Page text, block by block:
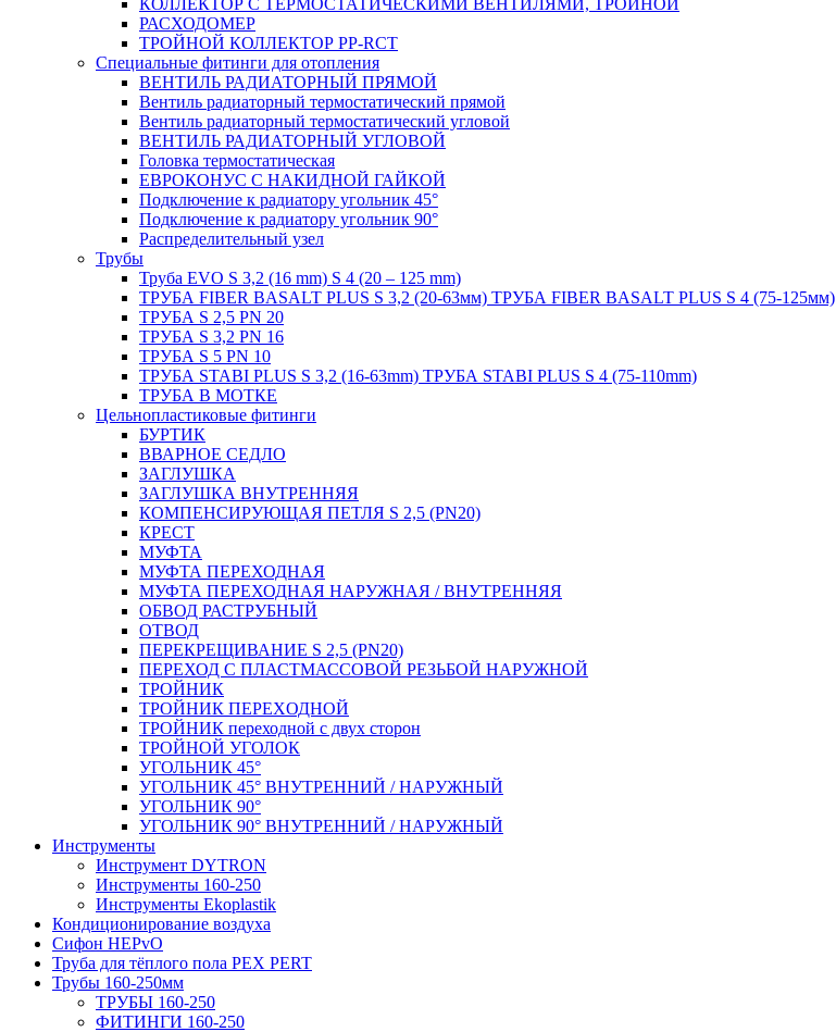
КОЛЛЕКТОР С ТЕРМОСТАТИЧЕСКИМИ ВЕНТИЛЯМИ, ТРОЙНОЙ
РАСХОДОМЕР
ТРОЙНОЙ КОЛЛЕКТОР PP-RCT
Специальные фитинги для отопления
ВЕНТИЛЬ РАДИАТОРНЫЙ ПРЯМОЙ
Вентиль радиаторный термостатический прямой
Вентиль радиаторный термостатический угловой
ВЕНТИЛЬ РАДИАТОРНЫЙ УГЛОВОЙ
Головка термостатическая
ЕВРОКОНУС С НАКИДНОЙ ГАЙКОЙ
Подключение к радиатору угольник 45°
Подключение к радиатору угольник 90°
Распределительный узел
Трубы
Труба EVO S 3,2 (16 mm) S 4 (20 – 125 mm)
ТРУБА FIBER BASALT PLUS S 3,2 (20-63мм) ТРУБА FIBER BASALT PLUS S 4 (75-125мм)
ТРУБА S 2,5 PN 20
ТРУБА S 3,2 PN 16
ТРУБА S 5 PN 10
ТРУБА STABI PLUS S 3,2 (16-63mm) ТРУБА STABI PLUS S 4 (75-110mm)
ТРУБА В МОТКЕ
Цельнопластиковые фитинги
БУРТИК
ВВАРНОЕ СЕДЛО
ЗАГЛУШКА
ЗАГЛУШКА ВНУТРЕННЯЯ
КОМПЕНСИРУЮЩАЯ ПЕТЛЯ S 2,5 (PN20)
КРЕСТ
МУФТА
МУФТА ПЕРЕХОДНАЯ
МУФТА ПЕРЕХОДНАЯ НАРУЖНАЯ / ВНУТРЕННЯЯ
ОБВОД РАСТРУБНЫЙ
ОТВОД
ПЕРЕКРЕЩИВАНИЕ S 2,5 (PN20)
ПЕРЕХОД С ПЛАСТМАССОВОЙ РЕЗЬБОЙ НАРУЖНОЙ
ТРОЙНИК
ТРОЙНИК ПЕРЕXОДНОЙ
ТРОЙНИК переходной с двух сторон
ТРОЙНОЙ УГОЛОК
УГОЛЬНИК 45°
УГОЛЬНИК 45° ВНУТРЕННИЙ / НАРУЖНЫЙ
УГОЛЬНИК 90°
УГОЛЬНИК 90° ВНУТРЕННИЙ / НАРУЖНЫЙ
Инструменты
Инструмент DYTRON
Инструменты 160-250
Инструменты Ekoplastik
Кондиционирование воздуха
Сифон HEPvO
Труба для тёплого пола PEX PERT
Трубы 160-250мм
ТРУБЫ 160-250
ФИТИНГИ 160-250